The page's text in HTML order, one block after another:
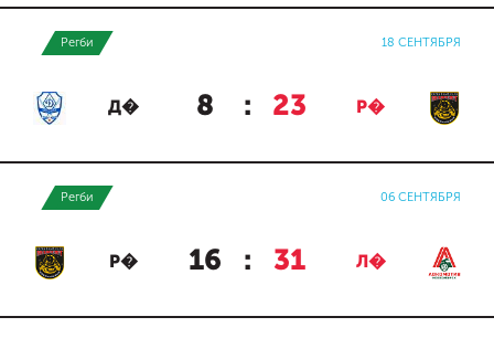
Регби 18 СЕНТЯБРЯ
Д� 8 : 23 Р�
Регби 06 СЕНТЯБРЯ
Р� 16 : 31 Л�